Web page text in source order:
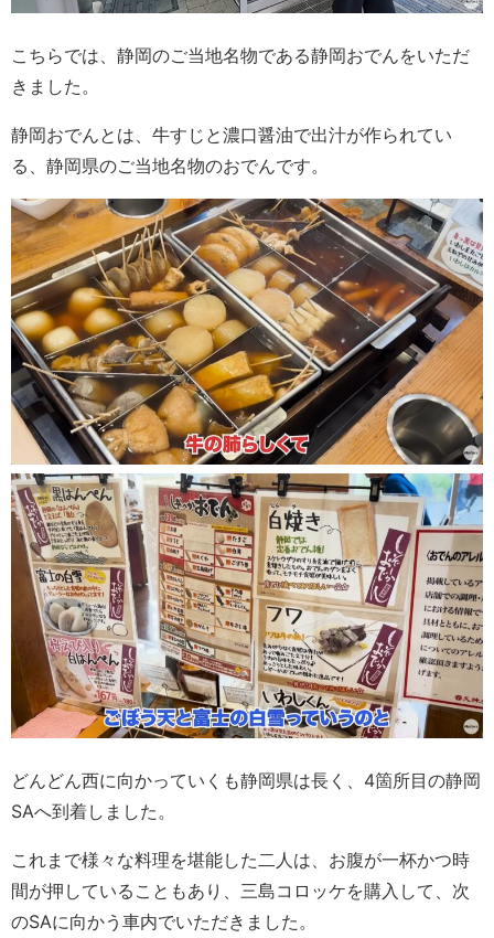
こちらでは、静岡のご当地名物である静岡おでんをいただ
きました。
静岡おでんとは、牛すじと濃口醤油で出汁が作られてい
る、静岡県のご当地名物のおでんです。
どんどん西に向かっていくも静岡県は長く、4箇所目の静岡
SAへ到着しました。
これまで様々な料理を堪能した二人は、お腹が一杯かつ時
間が押していることもあり、三島コロッケを購入して、次
のSAに向かう車内でいただきました。